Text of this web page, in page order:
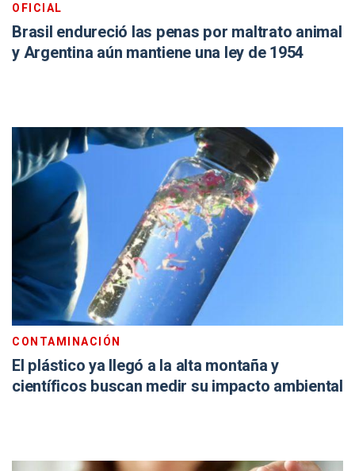
OFICIAL
Brasil endureció las penas por maltrato animal
y Argentina aún mantiene una ley de 1954
CONTAMINACIÓN
El plástico ya llegó a la alta montaña y
científicos buscan medir su impacto ambiental